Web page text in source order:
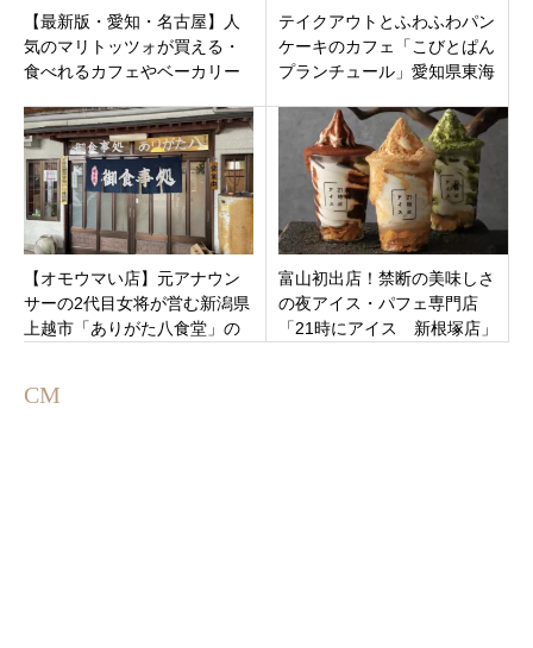
【最新版・愛知・名古屋】人
気のマリトッツォが買える・
食べれるカフェやベーカリー
イートインも
テイクアウトとふわふわパン
ケーキのカフェ「こびとぱん
プランチュール」愛知県東海
【オモウマい店】元アナウン
サーの2代目女将が営む新潟県
上越市「ありがた八食堂」の
富山初出店！禁断の美味しさ
の夜アイス・パフェ専門店
「21時にアイス 新根塚店」
CM